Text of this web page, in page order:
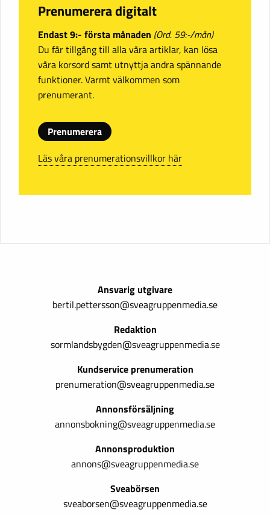
Prenumerera digitalt
Endast 9:- första månaden (Ord. 59:-/mån)
Du får tillgång till alla våra artiklar, kan lösa
våra korsord samt utnyttja andra spännande
funktioner. Varmt välkommen som
prenumerant.
Prenumerera
Läs våra prenumerationsvillkor här
Ansvarig utgivare
bertil.pettersson@sveagruppenmedia.se
Redaktion
sormlandsbygden@sveagruppenmedia.se
Kundservice prenumeration
prenumeration@sveagruppenmedia.se
Annonsförsäljning
annonsbokning@sveagruppenmedia.se
Annonsproduktion
annons@sveagruppenmedia.se
Sveabörsen
sveaborsen@sveagruppenmedia.se